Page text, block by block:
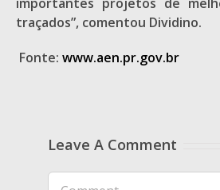
traçados”, comentou Dividino.
Fonte: www.aen.pr.gov.br
Leave A Comment
Comment